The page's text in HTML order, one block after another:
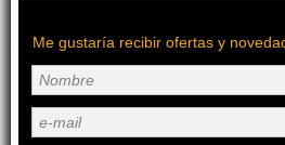
Me gustaría recibir ofertas y
Nombre
e-mail